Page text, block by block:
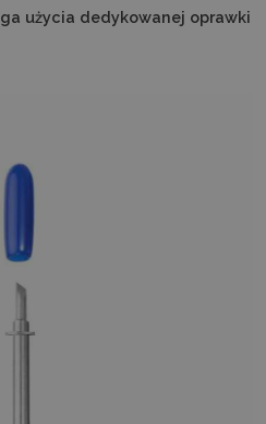
użycia dedykowanej oprawki